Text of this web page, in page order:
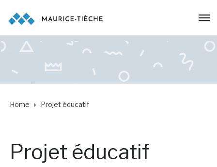
Home Projet éducatif
Projet éducatif